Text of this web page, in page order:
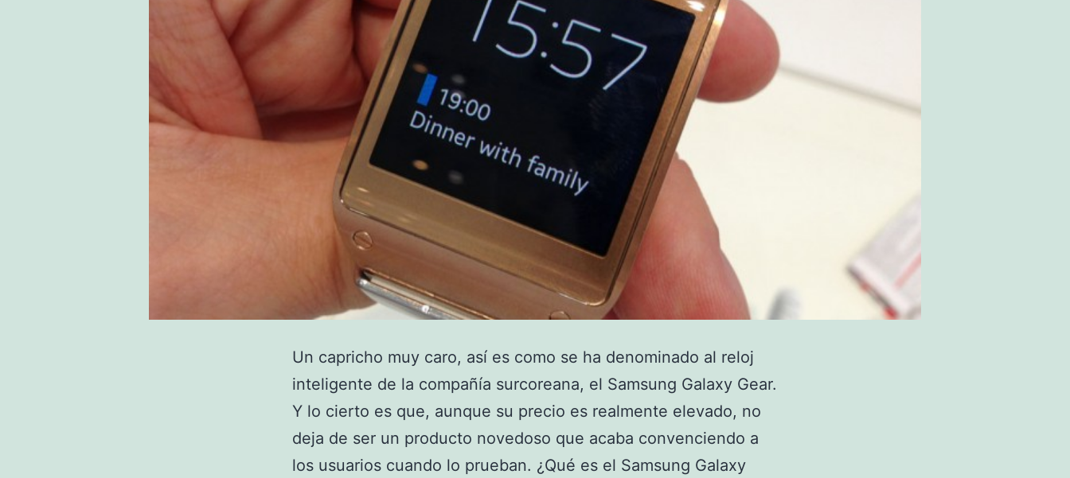
Un capricho muy caro, así es como se ha denominado al reloj
inteligente de la compañía surcoreana, el Samsung Galaxy Gear.
Y lo cierto es que, aunque su precio es realmente elevado, no
deja de ser un producto novedoso que acaba convenciendo a
los usuarios cuando lo prueban. ¿Qué es el Samsung Galaxy